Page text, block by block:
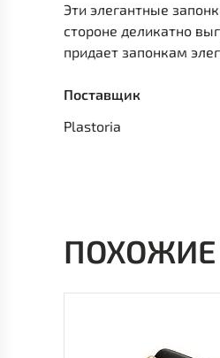
Эти элегантные
стороне деликатно
придает запонкам
Поставщик
Plastoria